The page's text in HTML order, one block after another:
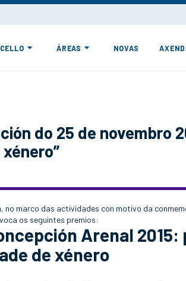
ÁREAS NOVAS
do 25 de novembro
no marco das actividades con motivo da
os seguintes premios:
Arenal
de xénero